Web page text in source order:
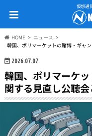
仮想通
HOME
ニュース
韓国、ポリマーケットの賭博・ギャ
2026.07.07
韓国、ポリマーケ
関する見直し公聴